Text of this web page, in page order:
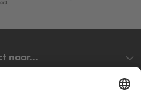
naar...